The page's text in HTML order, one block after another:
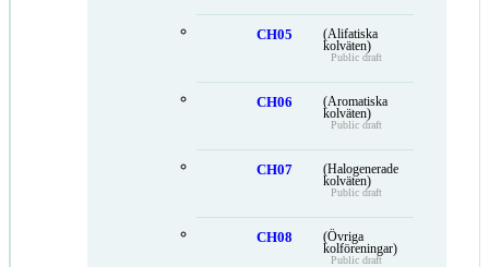
CH05
(Alifatiska
kolväten)
Public draft
CH06
(Aromatiska
kolväten)
Public draft
CH07
(Halogenerade
kolväten)
Public draft
CH08
(Övriga
kolföreningar)
Public draft